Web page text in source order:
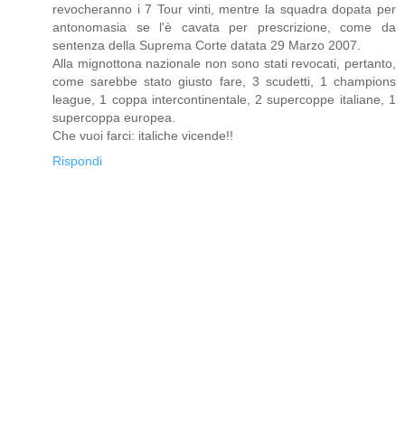
revocheranno i 7 Tour vinti, mentre la squadra dopata per
antonomasia se l'è cavata per prescrizione, come da
sentenza della Suprema Corte datata 29 Marzo 2007.
Alla mignottona nazionale non sono stati revocati, pertanto,
come sarebbe stato giusto fare, 3 scudetti, 1 champions
league, 1 coppa intercontinentale, 2 supercoppe italiane, 1
supercoppa europea.
Che vuoi farci: italiche vicende!!
Rispondi